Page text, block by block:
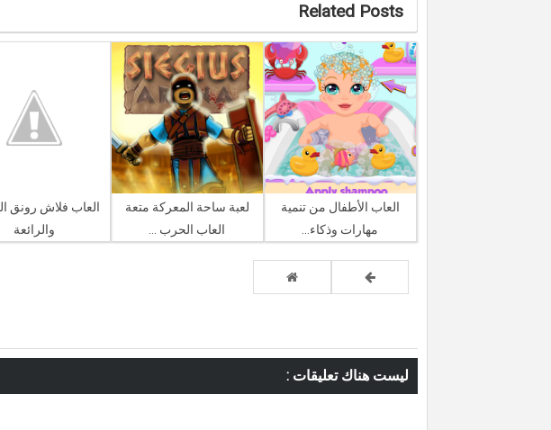
Related Posts
العاب فلاش رونق
والرائعة
لعبة ساحة المعركة متعة
العاب الحرب ...
العاب الأطفال من تنمية
مهارات وذكاء...
ليست هناك تعليقات :